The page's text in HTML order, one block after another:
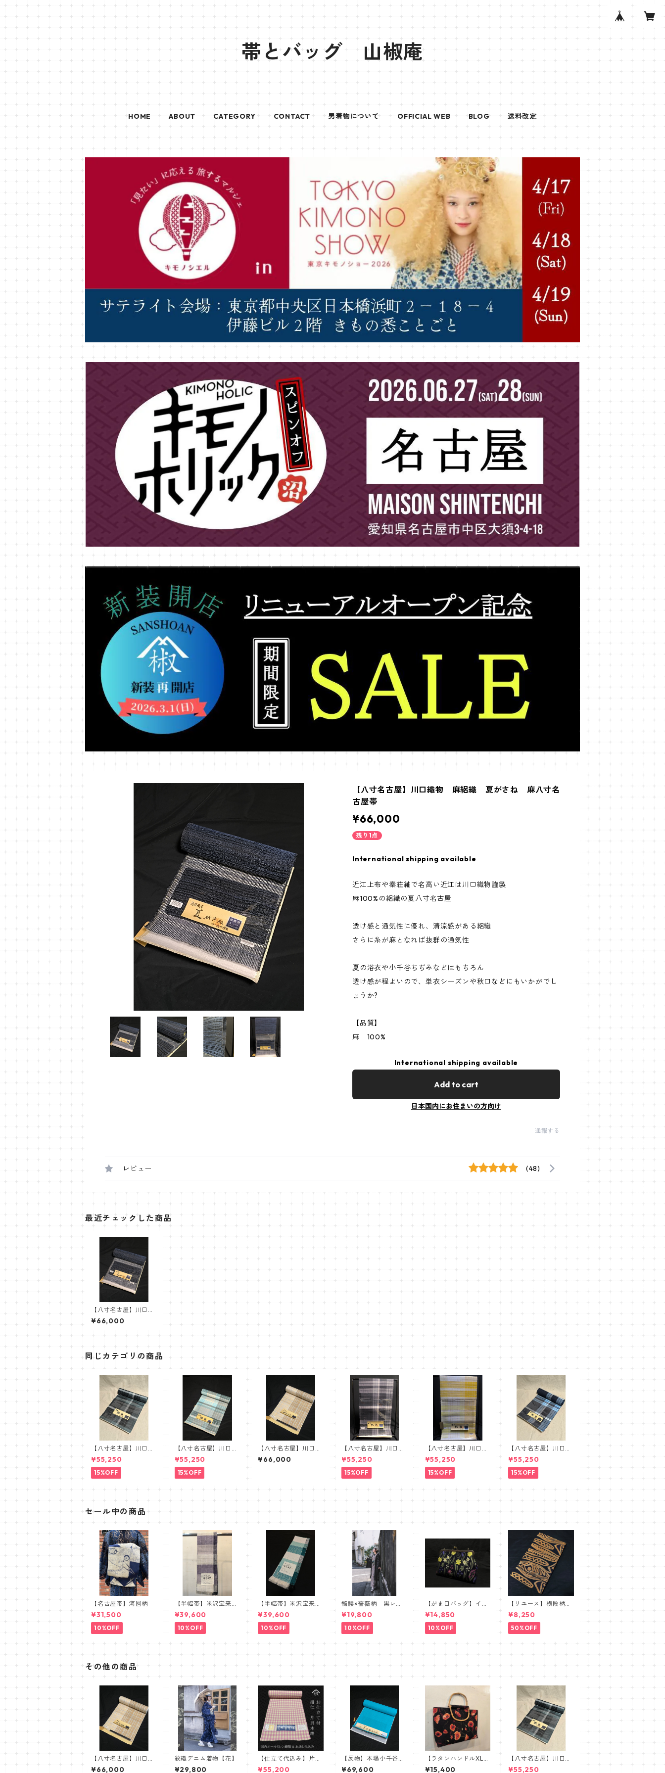
帯とバッグ 山椒庵
HOME ABOUT CATEGORY CONTACT 男着物について OFFICIAL WEB BLOG 送料改定
【八寸名古屋】川口織物 麻絽織 夏がさね 麻八寸名
古屋帯
¥66,000
残り1点
International shipping available
近江上布や秦荘紬で名高い近江は川口織物謹製
麻100%の絽織の夏八寸名古屋
透け感と通気性に優れ、清涼感がある絽織
さらに糸が麻となれば抜群の通気性
夏の浴衣や小千谷ちぢみなどはもちろん
透け感が程よいので、単衣シーズンや秋口などにもいかがでし
ょうか?
【品質】
麻 100%
International shipping available
Add to cart
日本国内にお住まいの方向け
通報する
レビュー (48)
最近チェックした商品
【八寸名古屋】川口織
物 麻絽織 夏がさ
ね 麻八寸名古屋帯
¥66,000
同じカテゴリの商品
【八寸名古屋】川口織
物 虹彩 麻八寸名古
屋帯 ブルー グリー
ン
¥55,250
15%OFF
【八寸名古屋】川口織
物 虹彩 麻八寸名古
屋帯 ブラック 水色
¥55,250
15%OFF
【八寸名古屋】川口織
物 手おり からむ
し 麻八寸名古屋帯
¥66,000
【八寸名古屋】川口織
物 虹彩 麻八寸名古
屋帯 モノトーン
黒 グレー
¥55,250
15%OFF
【八寸名古屋】川口織
物 虹彩 麻八寸名古
屋帯 イエロー オレ
ンジ
¥55,250
15%OFF
【八寸名古屋】川口織
物 虹彩 麻八寸名古
屋帯 ブルー ネイビ
ー
¥55,250
15%OFF
セール中の商品
【名古屋帯】海図柄
¥31,500
10%OFF
【半幅帯】米沢宝来
織 近賢織物謹製 胡
蝶 ラベンダー
¥39,600
10%OFF
【半幅帯】米沢宝来
織・近賢織物謹製【単
衣仕立て】
¥39,600
10%OFF
髑髏×薔薇柄 黒レー
ス羽織 髑髏 薔薇
スカル ローズ
¥19,800
10%OFF
【がま口バッグ】イタ
リアジャガードボタニ
カル【ワイドサイズ】
¥14,850
10%OFF
【リユース】横段柄洒
落袋帯【本袋織】
¥8,250
50%OFF
その他の商品
【八寸名古屋】川口織
物 手おり からむ
¥66,000
紋織デニム着物【花】
¥29,800
【仕立て代込み】片貝
木綿 紺仁 細かいチ
¥55,200
【反物】本場小千谷ち
ぢみ 杉山織物 小千
¥69,600
【ラタンハンドルXL】
ポピーゴブラン
¥15,400
【八寸名古屋】川口織
物 虹彩 麻八寸名古
¥55,250